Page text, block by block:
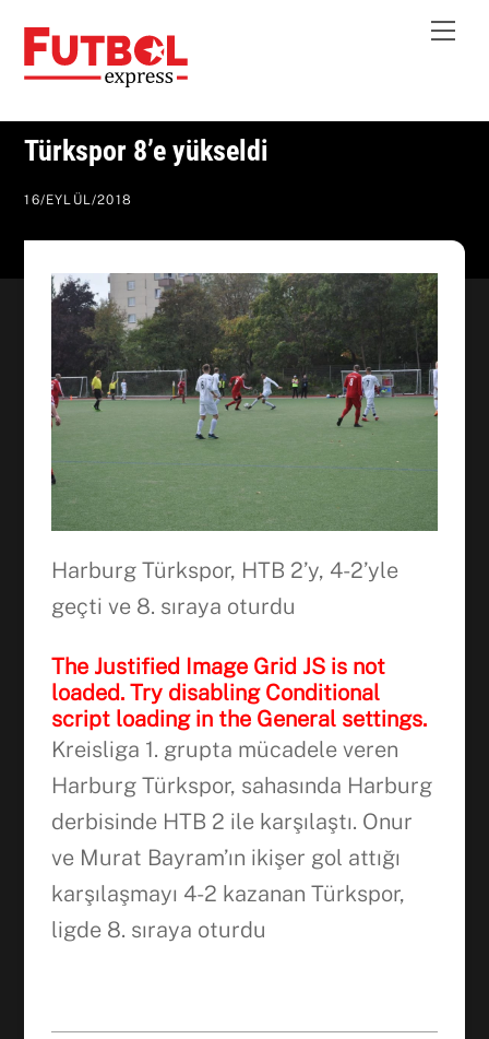
content
Türkspor 8’e yükseldi
16/EYLÜL/2018
Harburg Türkspor, HTB 2’y, 4-2’yle
geçti ve 8. sıraya oturdu
The Justified Image Grid JS is not
loaded. Try disabling Conditional
script loading in the General settings.
Kreisliga 1. grupta mücadele veren
Harburg Türkspor, sahasında Harburg
derbisinde HTB 2 ile karşılaştı. Onur
ve Murat Bayram’ın ikişer gol attığı
karşılaşmayı 4-2 kazanan Türkspor,
ligde 8. sıraya oturdu